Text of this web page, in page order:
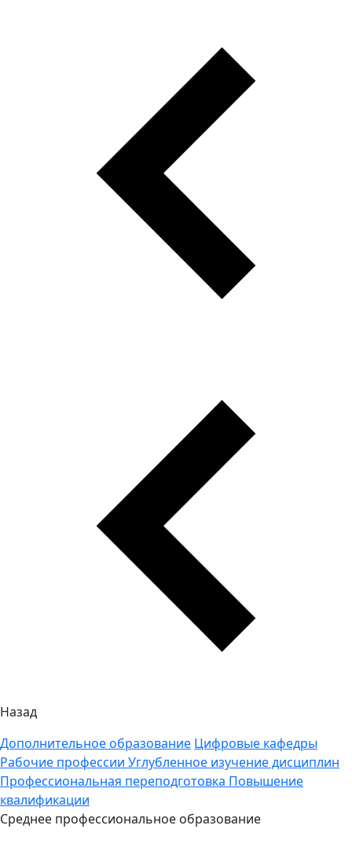
Назад
Дополнительное образование Цифровые кафедры
Рабочие профессии Углубленное изучение дисциплин
Профессиональная переподготовка Повышение
квалификации
Среднее профессиональное образование